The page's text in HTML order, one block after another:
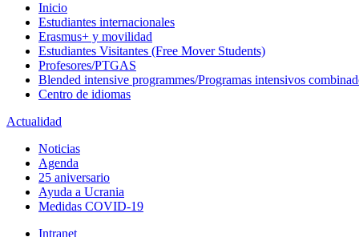
Inicio
Estudiantes internacionales
Erasmus+ y movilidad
Estudiantes Visitantes (Free Mover Students)
Profesores/PTGAS
Blended intensive programmes/Programas intensivos
Centro de idiomas
Actualidad
Noticias
Agenda
25 aniversario
Ayuda a Ucrania
Medidas COVID-19
Intranet